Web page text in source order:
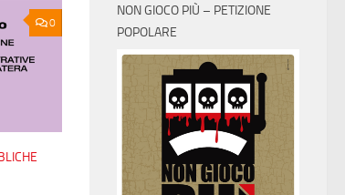
0
NON GIOCO PIÙ – PETIZIONE
POPOLARE